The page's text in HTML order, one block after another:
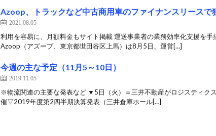
Azoop、トラックなど中古商用車のファイナンスリースで
2021.08.05
利用を容易に、月額料金もサイト掲載 運送事業者の業務効率化支援を
Azoop（アズープ、東京都世田谷区上馬）は8月5日、運営[…]
今週の主な予定（11月5～10日）
2019.11.05
※物流関連の主要な発表など ▼5日（火）＝三井不動産がロジスティク
催▽2019年度第2四半期決算発表（三井倉庫ホール[…]